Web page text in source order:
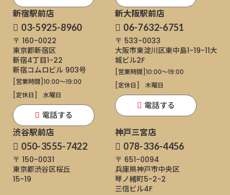
新宿駅前店
03-5925-8960
〒 160-0022
東京都新宿区
新宿4丁目1−22
新宿コムロビル 903号
[営業時間] 10:00～19:00
[定休日]
水曜日
電話する
新大阪駅前店
06-7632-6751
〒 533-0033
大阪市東淀川区東中島1-19-11大
城ビル2F
[営業時間] 10:00～19:00
[定休日]
木曜日
電話する
渋谷駅前店
050-3555-7422
〒 150-0031
東京都渋谷区桜丘
15-19
神戸三宮店
078-336-4456
〒 651-0094
兵庫県神戸市中央区
琴ノ緒町5-2-2
三信ビル4F